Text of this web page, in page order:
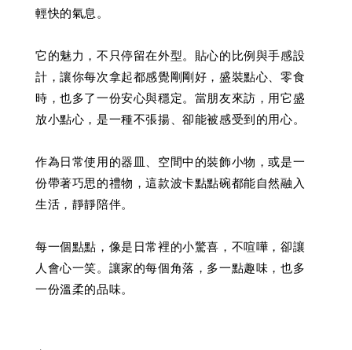
輕快的氣息。
它的魅力，不只停留在外型。貼心的比例與手感設
計，讓你每次拿起都感覺剛剛好，盛裝點心、零食
時，也多了一份安心與穩定。當朋友來訪，用它盛
放小點心，是一種不張揚、卻能被感受到的用心。
作為日常使用的器皿、空間中的裝飾小物，或是一
份帶著巧思的禮物，這款波卡點點碗都能自然融入
生活，靜靜陪伴。
每一個點點，像是日常裡的小驚喜，不喧嘩，卻讓
人會心一笑。讓家的每個角落，多一點趣味，也多
一份溫柔的品味。